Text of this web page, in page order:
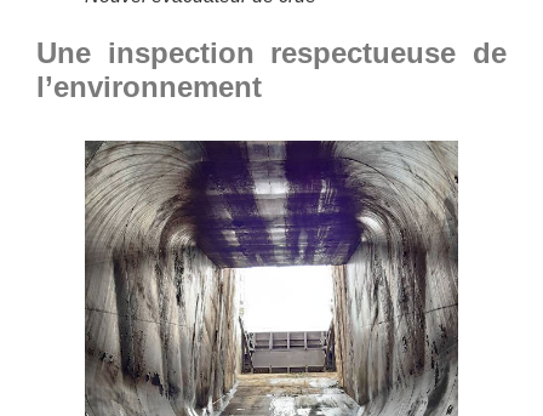
Une inspection respectueuse de
l’environnement